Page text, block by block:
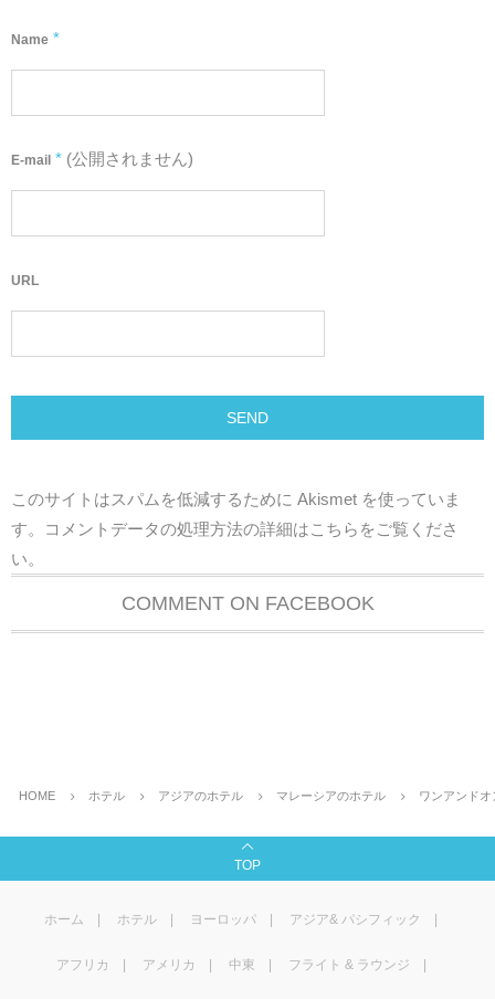
Name *
E-mail * (公開されません)
URL
このサイトはスパムを低減するために Akismet を使っていま
す。
コメントデータの処理方法の詳細はこちらをご覧くださ
い。
COMMENT ON FACEBOOK
HOME ホテル アジアのホテル マレーシアのホテル ワンアンド
TOP
ホーム ホテル ヨーロッパ アジア& パシフィック
アフリカ アメリカ 中東 フライト & ラウンジ